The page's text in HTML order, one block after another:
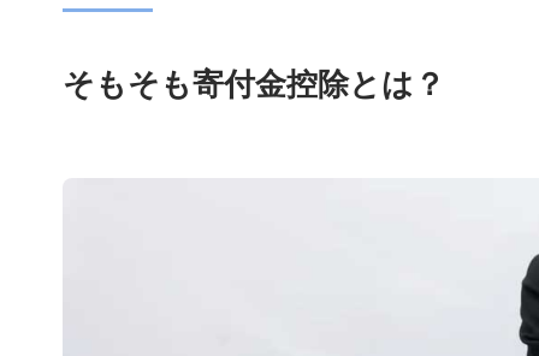
そもそも寄付金控除とは？